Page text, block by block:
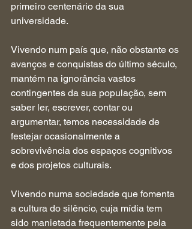
primeiro centenário da sua
universidade.
Vivendo num país que, não obstante os
avanços e conquistas do último século,
mantém na ignorância vastos
contingentes da sua população, sem
saber ler, escrever, contar ou
argumentar, temos necessidade de
festejar ocasionalmente a
sobrevivência dos espaços cognitivos
e dos projetos culturais.
Vivendo numa sociedade que fomenta
a cultura do silêncio, cuja mídia tem
sido manietada frequentemente pela